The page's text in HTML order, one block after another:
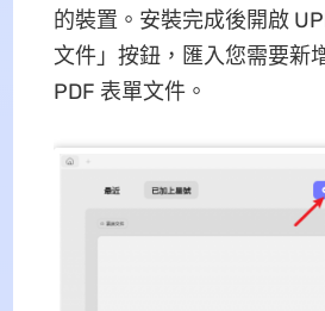
的裝置。安裝完成後開啟
文件」按鈕，匯入您需要新
PDF 表單文件。